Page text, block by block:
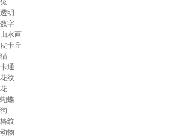
兔
透明
数字
山水画
皮卡丘
猫
卡通
花纹
花
蝴蝶
狗
格纹
动物